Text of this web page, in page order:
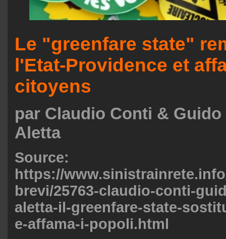
Le "greenfare state"
l'Etat-Providence et
citoyens
par Claudio Conti & Guido
Aletta
Source:
https://
brevi/25763-claudio-conti-
aletta-il-greenfare-state-
e-affama-i-popoli.html